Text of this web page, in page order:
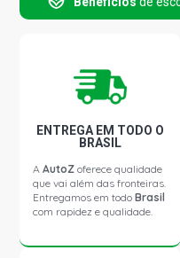
ENTREGA EM TODO O
BRASIL
AAutoZ oferece qualidade
que vai além das fronteiras.
Entregamos em todoBrasil
com rapidez e qualidade.